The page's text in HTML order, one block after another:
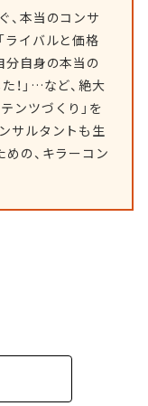
、本当のコンサ
ライバルと価格
分自身の本当の
！」…など、絶大
ンツづくり」を
サルタントも生
めの、キラーコン